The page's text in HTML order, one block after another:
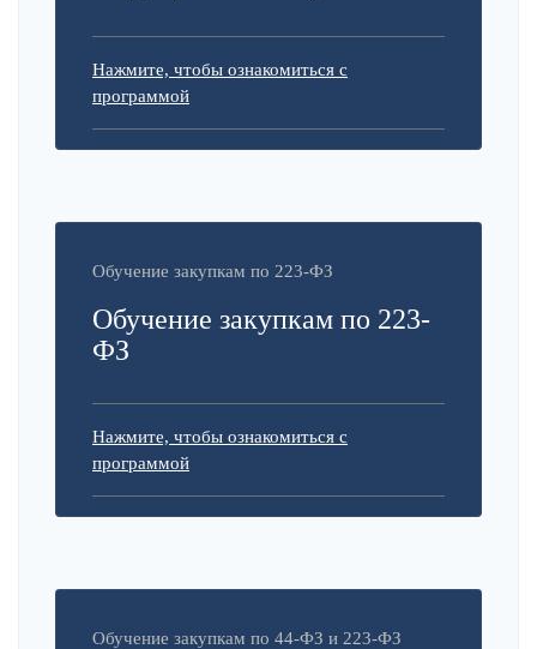
Нажмите, чтобы ознакомиться с
программой
Обучение закупкам по 223-ФЗ
Обучение закупкам по 223-
ФЗ
Нажмите, чтобы ознакомиться с
программой
Обучение закупкам по 44-ФЗ и 223-ФЗ